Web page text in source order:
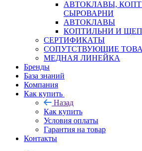
АВТОКЛАВЫ,
СЫРОВАРНИ
АВТОКЛАВЫ
КОПТИЛЬНИ И
СЕРТИФИКАТЫ
СОПУТСТВУЮЩИЕ
МЕДНАЯ ЛИНЕЙКА
Бренды
База знаний
Компания
Как купить
Назад
Как купить
Условия оплаты
Гарантия на товар
Контакты